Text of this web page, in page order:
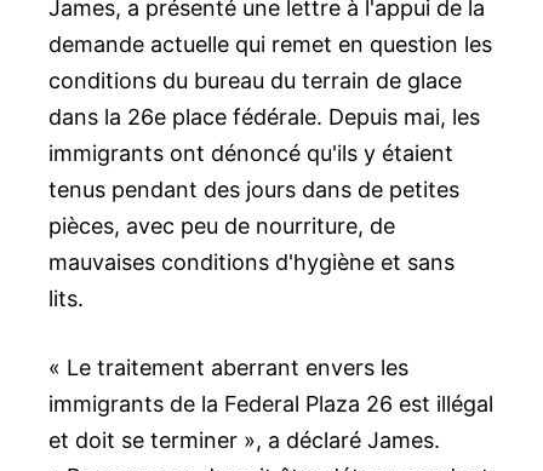
James, a présenté une lettre à l'appui de la
demande actuelle qui remet en question les
conditions du bureau du terrain de glace
dans la 26e place fédérale. Depuis mai, les
immigrants ont dénoncé qu'ils y étaient
tenus pendant des jours dans de petites
pièces, avec peu de nourriture, de
mauvaises conditions d'hygiène et sans
lits.
« Le traitement aberrant envers les
immigrants de la Federal Plaza 26 est illégal
et doit se terminer », a déclaré James.